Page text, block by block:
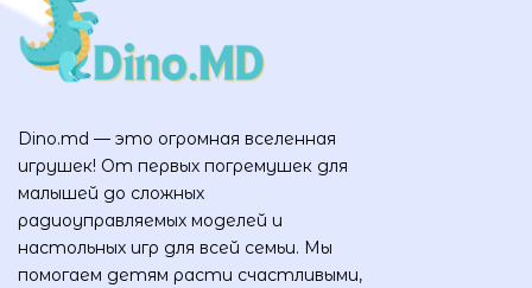
Dino.md — это огромная вселенная
игрушек! От первых погремушек для
малышей до сложных
радиоуправляемых моделей и
настольных игр для всей семьи. Мы
помогаем детям расти счастливыми,